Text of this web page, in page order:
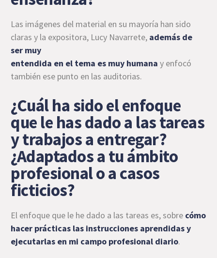
Las imágenes del material en su mayoría han sido
claras y la expositora, Lucy Navarrete, además de
ser muy
entendida en el tema es muy humana y enfocó
también ese punto en las auditorias.
¿Cuál ha sido el enfoque
que le has dado a las tareas
y trabajos a entregar?
¿Adaptados a tu ámbito
profesional o a casos
ficticios?
El enfoque que le he dado a las tareas es, sobre cómo
hacer prácticas las instrucciones aprendidas y
ejecutarlas en mi campo profesional diario.